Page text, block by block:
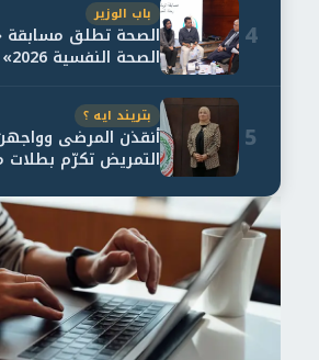
4
باب الوزير
الصحة تطلق
5
بتريند ايه ؟
أنقذن المرضى
التمريض تكرّم